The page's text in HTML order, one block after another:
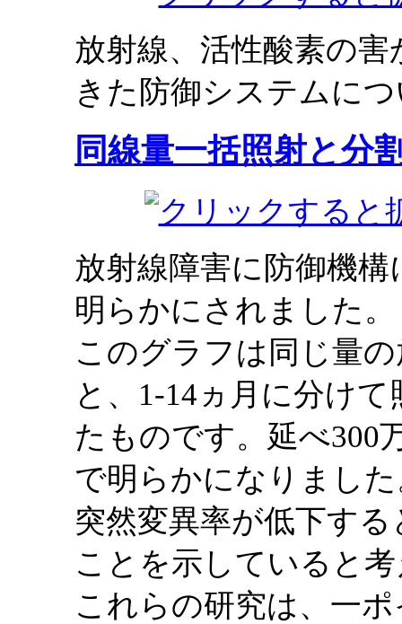
放射線、活性酸素の
きた防御システムに
同線量一括照射と分
放射線障害に防御機
明らかにされました。
このグラフは同じ量
と、1-14ヵ月に分け
たものです。延べ300
で明らかになりまし
突然変異率が低下す
ことを示していると
これらの研究は、一